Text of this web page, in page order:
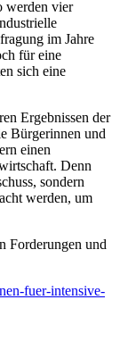
werden vier
im Jahre
für eine
sich eine
Ergebnissen der
Bürgerinnen und
einen
Denn
sondern
werden, um
Forderungen und
fuer-intensive-